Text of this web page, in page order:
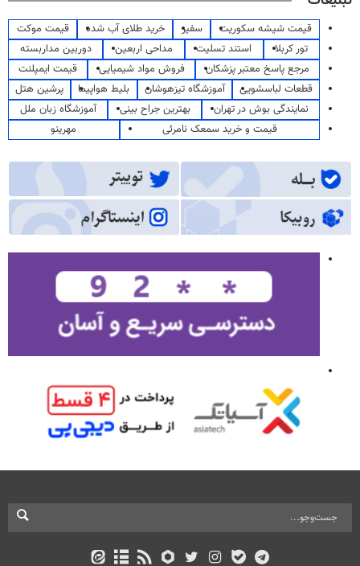
قیمت شیشه سکوریت سفیر خرید طلای آب شده
قیمت موکت
تور کربلا
استند تسلیت مداحی اربعین
دوربین مداربسته
مرجع پاسخ معتبر پزشکان
فروش مواد شیمیایی
قیمت ایمپلنت
قطعات لباسشویی
آموزشگاه تیزهوشان بلیط هواپیما
پرشین هتل
نمایندگی بوش در تهران
بهترین جراح بینی
آموزشگاه زبان ملل
قیمت و خرید سمعک نامرئی
مهرینو